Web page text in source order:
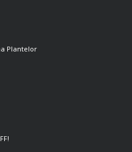
Plantelor